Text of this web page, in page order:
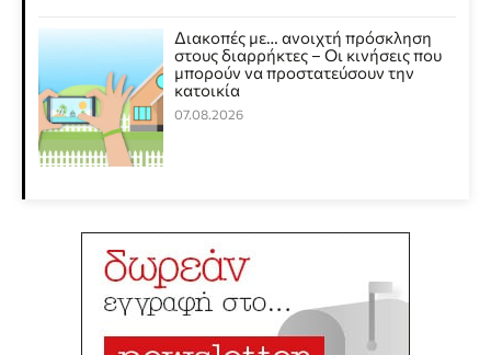
Διακοπές με… ανοιχτή πρόσκληση
στους διαρρήκτες – Οι κινήσεις που
μπορούν να προστατεύσουν την
κατοικία
07.08.2026